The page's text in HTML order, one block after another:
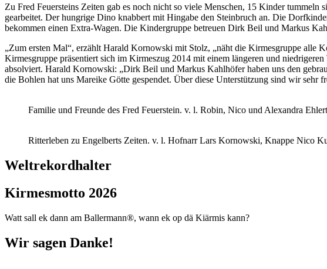
Zu Fred Feuersteins Zeiten gab es noch nicht so viele Menschen, 15 Kinder
gearbeitet. Der hungrige Dino knabbert mit Hingabe den Steinbruch an. Die
bekommen einen Extra-Wagen. Die Kindergruppe betreuen Dirk Beil und Markus
„Zum ersten Mal“, erzählt Harald Kornowski mit Stolz, „näht die Kirmesgruppe alle
Kirmesgruppe präsentiert sich im Kirmeszug 2014 mit einem längeren und
absolviert. Harald Kornowski: „Dirk Beil und Markus Kahlhöfer haben uns den
die Bohlen hat uns Mareike Götte gespendet. Über diese Unterstützung sind wir
Familie und Freunde des Fred Feuerstein. v. l. Robin, Nico und Alexandra
Ritterleben zu Engelberts Zeiten. v. l. Hofnarr Lars Kornowski, Knappe Nico
Weltrekordhalter
Kirmesmotto 2026
Watt sall ek dann am Ballermann®, wann ek op dä Kiärmis kann?
Wir sagen Danke!